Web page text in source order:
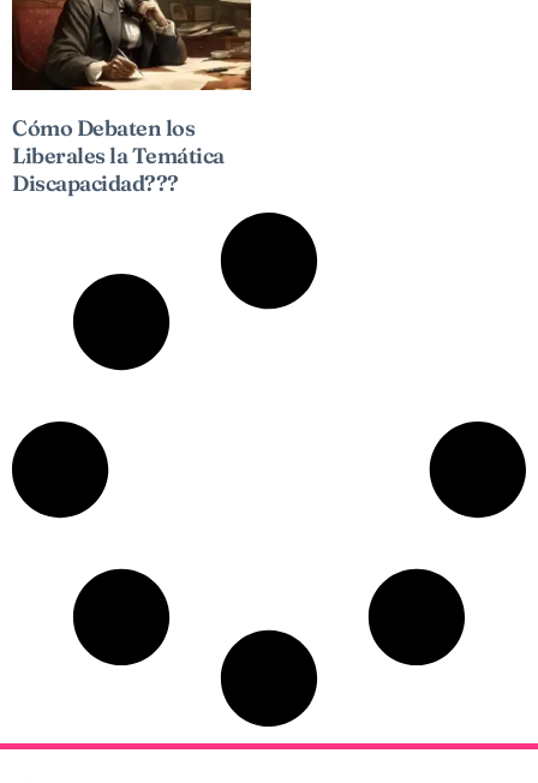
Cómo Debaten los
Liberales la Temática
Discapacidad???